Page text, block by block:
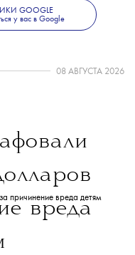
вдохновением
видит
GOOGLE
у вас в Google
08 АВГУСТА 2026
вреда